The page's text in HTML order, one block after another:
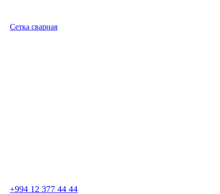
Сетка сварная
+994 12 377 44 44